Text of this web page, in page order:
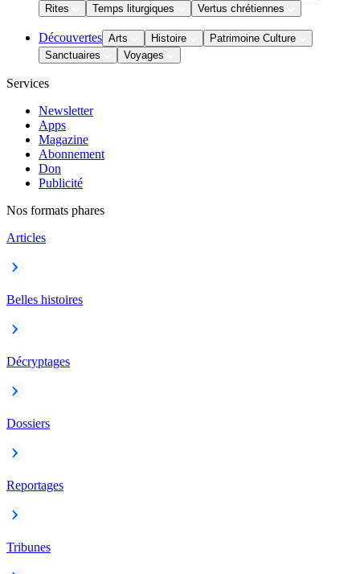
Rites
Temps liturgiques Vertus chrétiennes
Découvertes Arts Histoire
Patrimoine Culture
Sanctuaires
Voyages
Services
Newsletter
Apps
Magazine
Abonnement
Don
Publicité
Nos formats phares
Articles
Belles histoires
Décryptages
Dossiers
Reportages
Tribunes